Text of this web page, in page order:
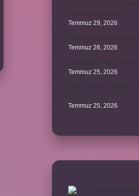
Temmuz 29, 2026
Temmuz 26, 2026
Temmuz 25, 2026
Temmuz 25, 2026